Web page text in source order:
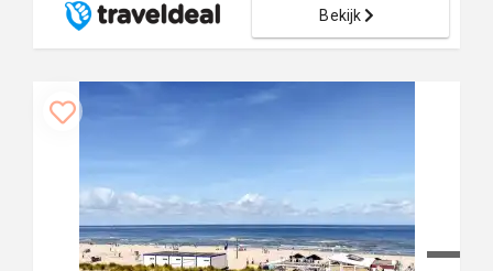
Bekijk